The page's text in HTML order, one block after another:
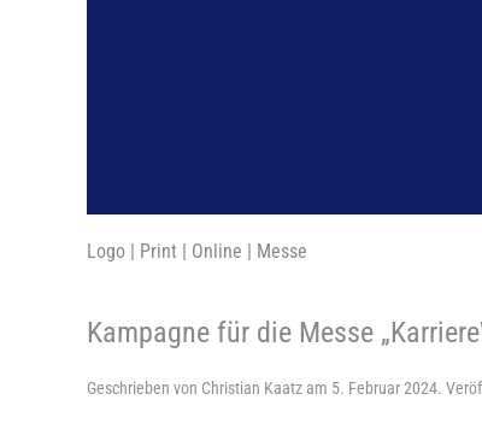
Logo | Print | Online | Messe
Kampagne für die Messe
Geschrieben von Christian Kaatz am 5. Februar 2024.